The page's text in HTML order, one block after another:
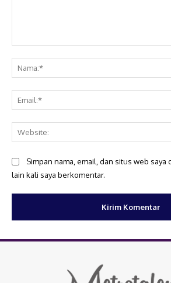
Simpan nama, email, dan situs web
lain kali saya berkomentar.